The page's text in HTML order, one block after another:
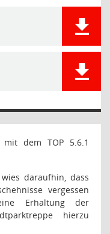
dem TOP 5.6.1
daraufhin, dass
vergessen
Erhaltung der
hierzu